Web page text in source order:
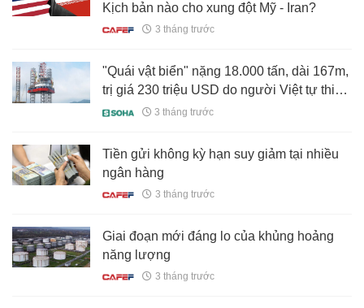
Kịch bản nào cho xung đột Mỹ - Iran?
3 tháng trước
"Quái vật biển" nặng 18.000 tấn, dài 167m,
trị giá 230 triệu USD do người Việt tự thiết
kế, chế tạo: Đưa một ngành của nước ta
3 tháng trước
Tiền gửi không kỳ hạn suy giảm tại nhiều
ngân hàng
3 tháng trước
Giai đoạn mới đáng lo của khủng hoảng
năng lượng
3 tháng trước